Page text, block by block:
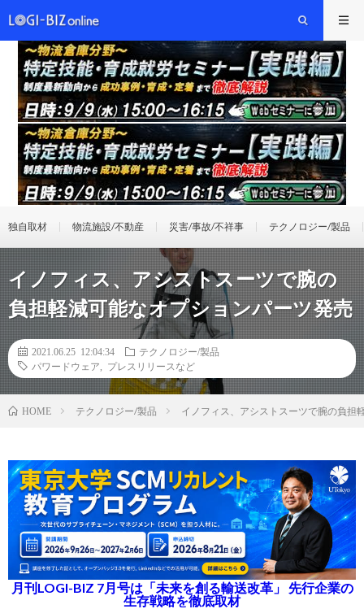
独自取材 物流施設/不動産 災害/事故/不祥事 テクノロジー/製品
イノフィス、アシストスーツで腕の
負担軽減可能なオプションパーツ発売
2021.06.25 12:04:34
テクノロジー/製品
パワードウェア
プレスリリースなど
HOME テクノロジー/製品 イノフィス、アシストスーツで腕の負担
月刊LOGI-BIZ 7月号は「未来を創る輸送改革」 先行企業の
生存戦略を徹底取材